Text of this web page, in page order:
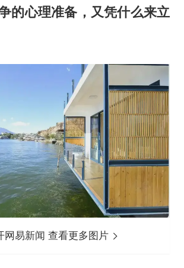
的心理准备，又凭什么来立
网易新闻 查看更多图片